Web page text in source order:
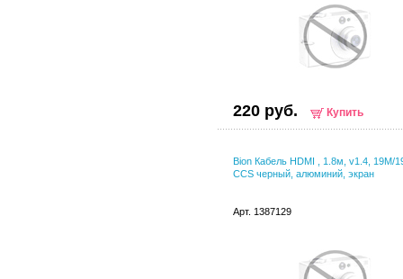
220 руб. Купить
Bion Кабель HDMI , 1.8м, v1.4, 19M/
CCS черный, алюминий, экран
Арт. 1387129